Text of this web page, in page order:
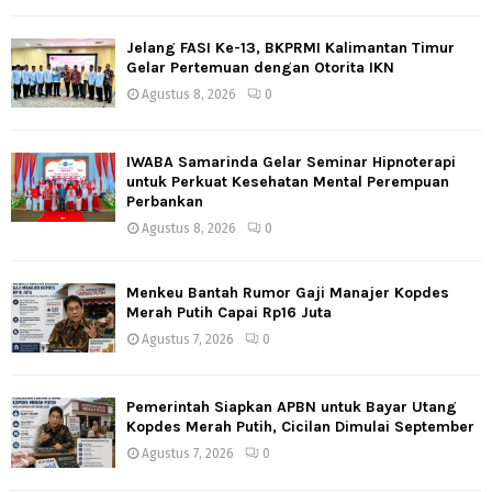
Jelang FASI Ke-13, BKPRMI Kalimantan Timur
Gelar Pertemuan dengan Otorita IKN
Agustus 8, 2026 0
IWABA Samarinda Gelar Seminar Hipnoterapi
untuk Perkuat Kesehatan Mental Perempuan
Perbankan
Agustus 8, 2026 0
Menkeu Bantah Rumor Gaji Manajer Kopdes
Merah Putih Capai Rp16 Juta
Agustus 7, 2026 0
Pemerintah Siapkan APBN untuk Bayar Utang
Kopdes Merah Putih, Cicilan Dimulai September
Agustus 7, 2026 0